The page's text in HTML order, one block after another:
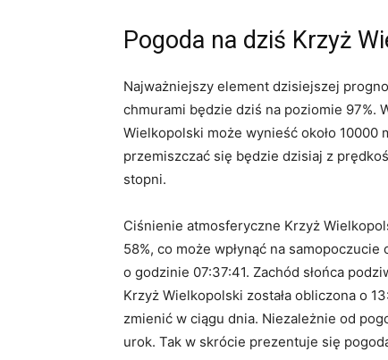
Pogoda na dziś Krzyż
Najważniejszy element dzisiejszej
chmurami będzie dziś na poziomie 97%.
Wielkopolski może wynieść około
przemiszczać się będzie dzisiaj z
stopni.
Ciśnienie atmosferyczne Krzyż
58%, co może wpłynąć na
o godzinie 07:37:41. Zachód słońca
Krzyż Wielkopolski została obliczona o
zmienić w ciągu dnia. Niezależnie od
urok. Tak w skrócie prezentuje się